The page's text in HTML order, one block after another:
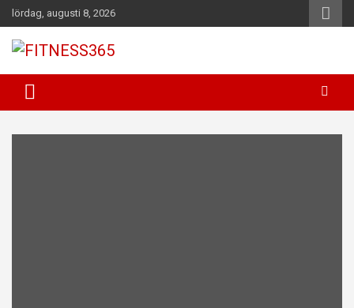
Hoppa
till
innehåll
lördag, augusti 8, 2026
FITNESS365